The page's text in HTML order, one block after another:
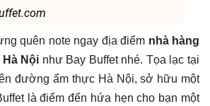
quên note ngay địa điểm nhà hàng
Nội như Bay Buffet nhé. Tọa lạc tại
đường ẩm thực Hà Nội, sở hữu một
là điểm đến hứa hẹn cho bạn một